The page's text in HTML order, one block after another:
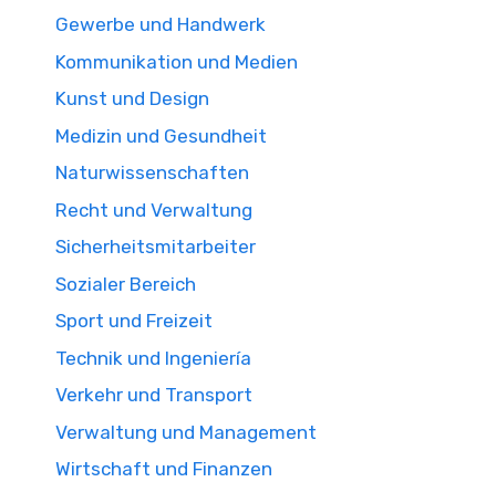
Gewerbe und Handwerk
Kommunikation und Medien
Kunst und Design
Medizin und Gesundheit
Naturwissenschaften
Recht und Verwaltung
Sicherheitsmitarbeiter
Sozialer Bereich
Sport und Freizeit
Technik und Ingeniería
Verkehr und Transport
Verwaltung und Management
Wirtschaft und Finanzen